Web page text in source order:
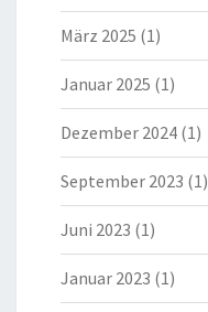
März 2025 (1)
Januar 2025 (1)
Dezember 2024 (1)
September 2023 (1)
Juni 2023 (1)
Januar 2023 (1)